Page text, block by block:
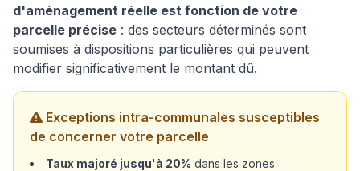
d'aménagement réelle est fonction de votre
parcelle précise : des secteurs déterminés sont
soumises à dispositions particulières qui peuvent
modifier significativement le montant dû.
Exceptions intra-communales susceptibles
de concerner votre parcelle
Taux majoré jusqu'à 20% dans les zones